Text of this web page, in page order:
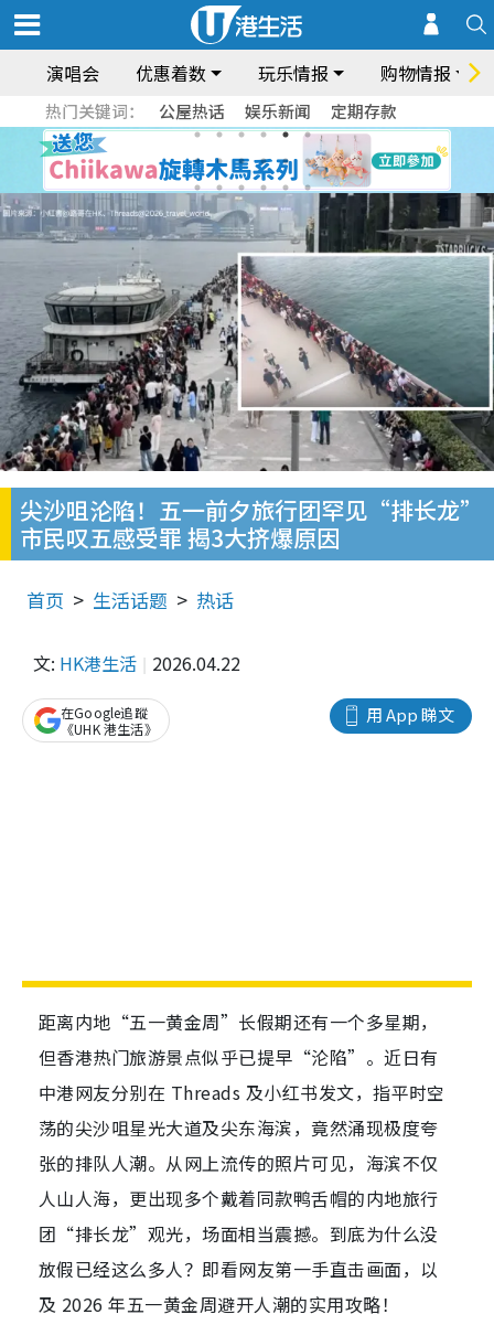
演唱会 优惠着数 玩乐情报 购物情报
热门关键词： 公屋热话 娱乐新闻 定期存款
尖沙咀沦陷！五一前夕旅行团罕见“排长龙”
市民叹五感受罪 揭3大挤爆原因
首页 生活话题 热话
文: HK港生活 2026.04.22
用 App 睇文
在Google追蹤
《UHK 港生活》
距离内地“五一黄金周”长假期还有一个多星期，
但香港热门旅游景点似乎已提早“沦陷”。近日有
中港网友分别在 Threads 及小红书发文，指平时空
荡的尖沙咀星光大道及尖东海滨，竟然涌现极度夸
张的排队人潮。从网上流传的照片可见，海滨不仅
人山人海，更出现多个戴着同款鸭舌帽的内地旅行
团“排长龙”观光，场面相当震撼。到底为什么没
放假已经这么多人？即看网友第一手直击画面，以
及 2026 年五一黄金周避开人潮的实用攻略！